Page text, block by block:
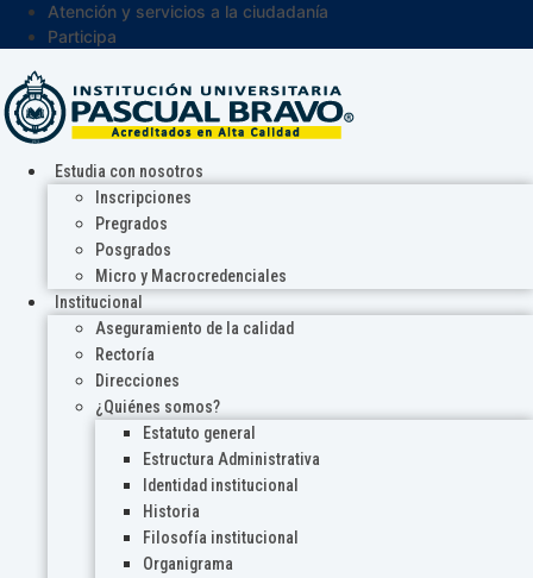
Atención y servicios a la ciudadanía
Participa
Estudia con nosotros
Inscripciones
Pregrados
Posgrados
Micro y Macrocredenciales
Institucional
Aseguramiento de la calidad
Rectoría
Direcciones
¿Quiénes somos?
Estatuto general
Estructura Administrativa
Identidad institucional
Historia
Filosofía institucional
Organigrama